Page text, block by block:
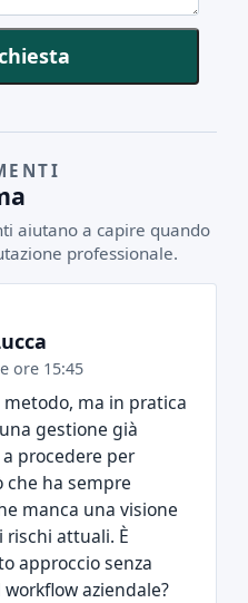
aiutano a capire quando
professionale.
ore 15:45
ma in pratica
gestione già
procedere per
che ha sempre
manca una visione
attuali. È
approccio senza
aziendale?